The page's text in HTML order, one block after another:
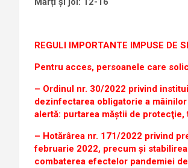
REGULI IMPORTANTE IMPUSE DE
Pentru acces, persoanele care
– Ordinul nr. 30/2022 privind
dezinfectarea obligatorie a
alertă: purtarea măștii de
– Hotărârea nr. 171/2022 privind
februarie 2022, precum și
combaterea efectelor pandemiei